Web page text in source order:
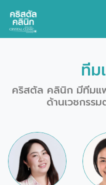
Main
ที
คริสตัล คลินิก มีทีมแ
ด้านเวชกรร